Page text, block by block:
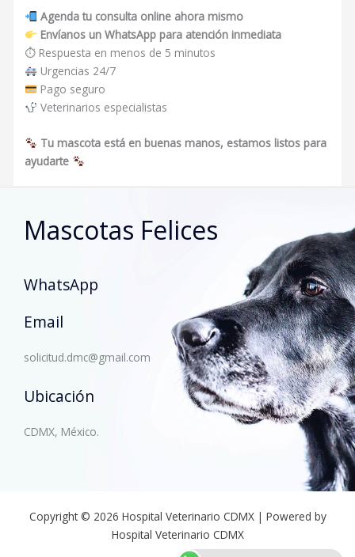
Agenda tu consulta online ahora mismo
Envíanos un WhatsApp para atención inmediata
⏱ Respuesta en menos de 5 minutos
Urgencias 24/7
Pago seguro
Veterinarios especialistas
Tu mascota está en buenas manos, estamos listos para
ayudarte
Mascotas Felices
WhatsApp
Email
solicitud.dmc@gmail.com
Ubicación
CDMX, México.
Copyright © 2026 Hospital Veterinario CDMX | Powered by
Hospital Veterinario CDMX